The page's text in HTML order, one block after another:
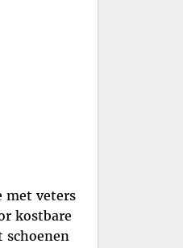
met veters
kostbare
schoenen